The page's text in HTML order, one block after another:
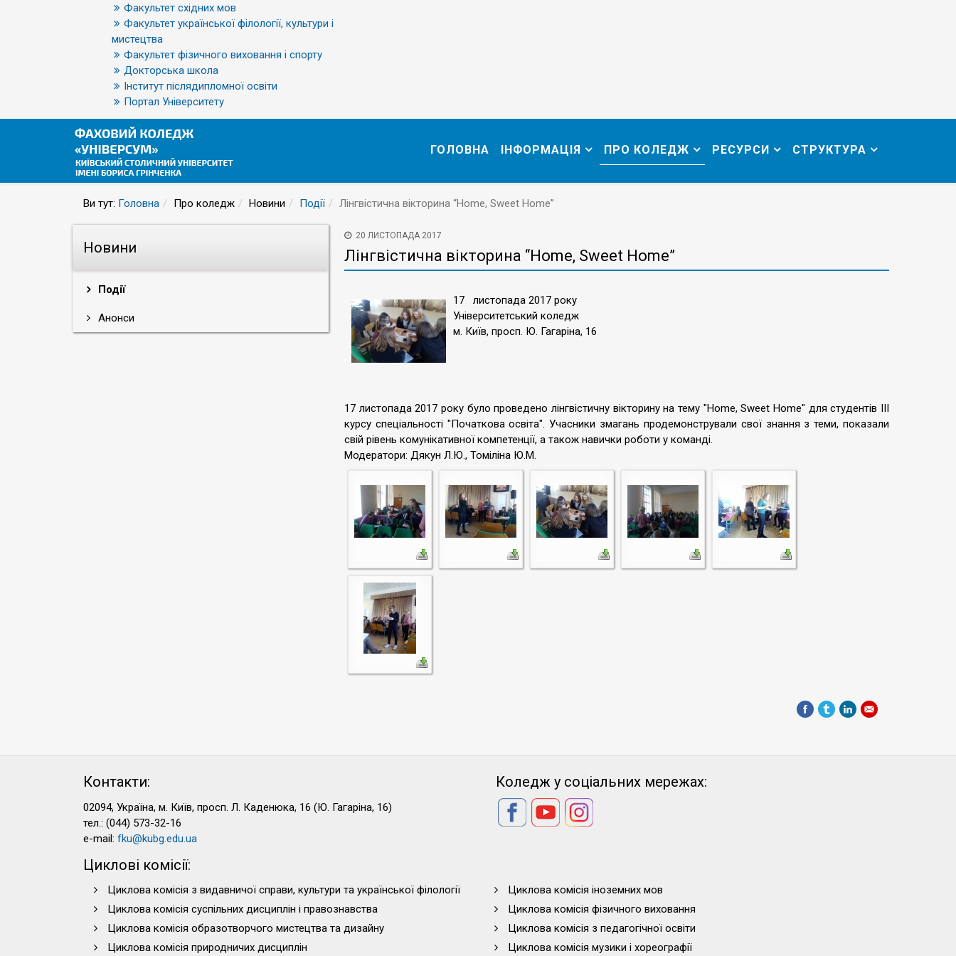
Факультет східних мов
Факультет української філології, культури і
мистецтва
Факультет фізичного виховання і спорту
Докторська школа
Інститут післядипломної освіти
Портал Університету
ГОЛОВНА ІНФОРМАЦІЯ ПРО КОЛЕДЖ РЕСУРСИ СТРУКТУРА
Ви тут: Головна Про коледж Новини Події Лінгвістична вікторина “Home, Sweet Home”
Новини
Події
Анонси
20 ЛИСТОПАДА 2017
Лінгвістична вікторина “Home, Sweet Home”
17 листопада 2017 року
Університетський коледж
м. Київ, просп. Ю. Гагаріна, 16
17 листопада 2017 року було проведено лінгвістичну вікторину на тему "Home, Sweet Home" для студентів ІІІ
курсу спеціальності "Початкова освіта". Учасники змагань продемонстрували свої знання з теми, показали
свій рівень комунікативної компетенції, а також навички роботи у команді.
Модератори: Дякун Л.Ю., Томіліна Ю.М.
Контакти:
02094, Україна, м. Київ, просп. Л. Каденюка, 16 (Ю. Гагаріна, 16)
тел.: (044) 573-32-16
e-mail: fku@kubg.edu.ua
Коледж у соціальних мережах:
Циклові комісії:
Циклова комісія з видавничої справи, культури та української філології
Циклова комісія іноземних мов
Циклова комісія суспільних дисциплін і правознавства
Циклова комісія фізичного виховання
Циклова комісія образотворчого мистецтва та дизайну
Циклова комісія з педагогічної освіти
Циклова комісія природничих дисциплін
Циклова комісія музики і хореографії